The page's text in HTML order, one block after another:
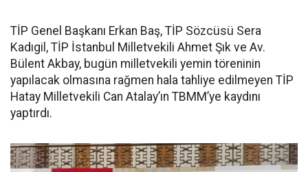
TİP Genel Başkanı Erkan Baş, TİP Sözcüsü Sera
Kadıgil, TİP İstanbul Milletvekili Ahmet Şık ve Av.
Bülent Akbay, bugün milletvekili yemin töreninin
yapılacak olmasına rağmen hala tahliye edilmeyen TİP
Hatay Milletvekili Can Atalay’ın TBMM’ye kaydını
yaptırdı.